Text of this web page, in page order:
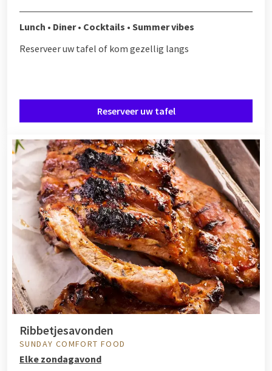
Lunch • Diner • Cocktails • Summer vibes
Reserveer uw tafel of kom gezellig langs
Reserveer uw tafel
Ribbetjesavonden
SUNDAY COMFORT FOOD
Elke zondagavond